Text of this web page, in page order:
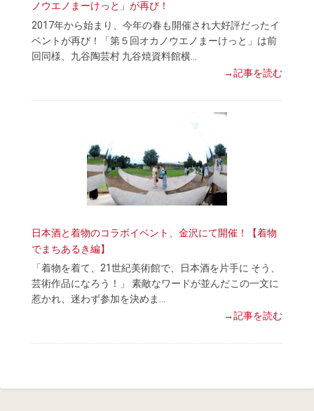
ノウエノまーけっと」が再び！
2017年から始まり、今年の春も開催され大好評だったイ
ベントが再び！「第５回オカノウエノまーけっと」は前
回同様、九谷陶芸村 九谷焼資料館横…
→記事を読む
日本酒と着物のコラボイベント、金沢にて開催！【着物
でまちあるき編】
「着物を着て、21世紀美術館で、日本酒を片手に そう、
芸術作品になろう！」 素敵なワードが並んだこの一文に
惹かれ、迷わず参加を決めま…
→記事を読む